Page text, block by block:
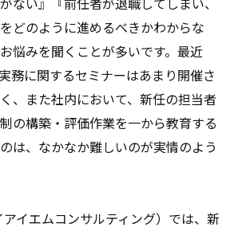
どのように進めるべきかわからな
悩みを聞くことが多いです。最近
務に関するセミナーはあまり開催さ
、また社内において、新任の担当者
の構築・評価作業を一から教育する
は、なかなか難しいのが実情のよう
アイエムコンサルティング）では、新